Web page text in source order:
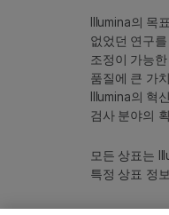
Illumina의 목
없었던 연구
조정이 가능
품질에 큰 가
Illumina의 혁
검사 분야의
모든 상표는
특정 상표 정